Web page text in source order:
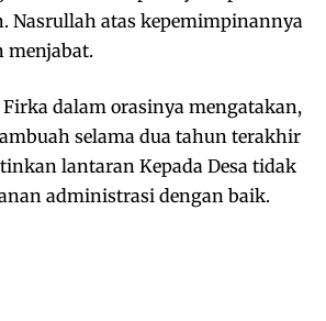
Nasrullah atas kepemimpinannya
menjabat.
dalam orasinya mengatakan,
selama dua tahun terakhir
lantaran Kepada Desa tidak
administrasi dengan baik.